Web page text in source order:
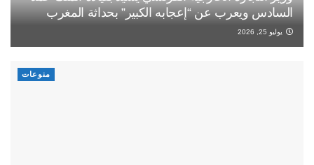
السادس ويعرب عن “إعجابه الكبير” بحداثة المغرب
يوليو 25, 2026
منوعات